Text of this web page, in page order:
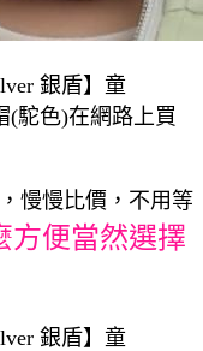
銀盾】童
(駝色)在網路上買
慢慢比價，不用等
方便當然選擇
銀盾】童